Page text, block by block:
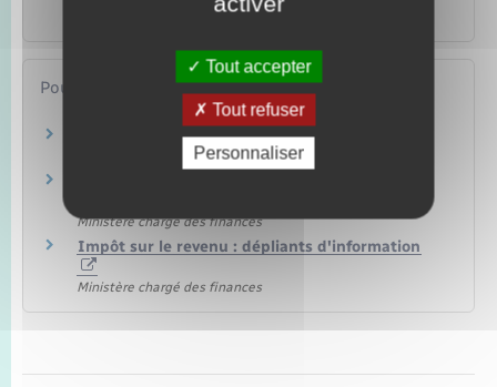
Pour en savoir plus
Site des impôts
Ministère chargé des finances
Ministère chargé des finances
Impôt sur le revenu : dépliants d'information
Ministère chargé des finances
Tout accepter
Tout refuser
Personnaliser